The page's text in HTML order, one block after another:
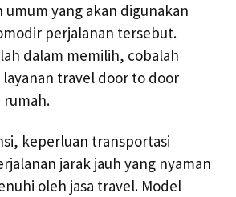
umum yang akan digunakan
perjalanan tersebut.
dalam memilih, cobalah
travel door to door
rumah.
keperluan transportasi
jarak jauh yang nyaman
oleh jasa travel. Model